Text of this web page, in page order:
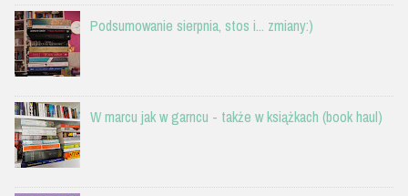
Podsumowanie sierpnia, stos i... zmiany:)
W marcu jak w garncu - także w książkach (book haul)